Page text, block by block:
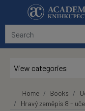
Skip to main content
View categories
Home Books
Hravý zeměpis 8 -